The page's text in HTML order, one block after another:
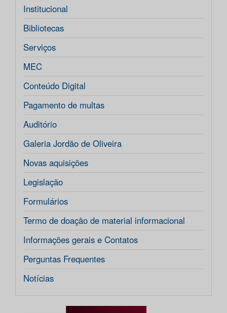
Institucional
Bibliotecas
Serviços
MEC
Conteúdo Digital
Pagamento de multas
Auditório
Galeria Jordão de Oliveira
Novas aquisições
Legislação
Formulários
Termo de doação de material informacional
Informações gerais e Contatos
Perguntas Frequentes
Notícias